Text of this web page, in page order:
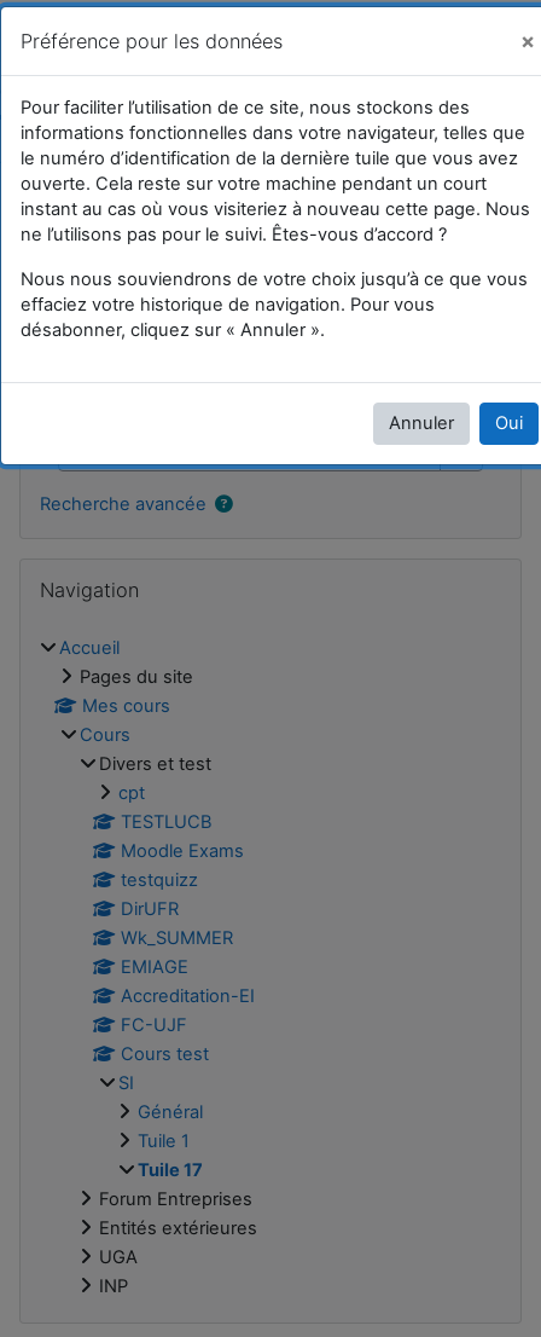
Passer au contenu principal
Vous êtes connecté anonymement (
Tuile 17
Accueil Cours Divers et test SI Tuile 17
Tuile 17
Recherche forums
Recherche avancée
Navigation
Accueil
Pages du site
Mes cours
Cours
Divers et test
cpt
TESTLUCB
Moodle Exams
testquizz
DirUFR
Wk_SUMMER
EMIAGE
Accreditation-EI
FC-UJF
Cours test
SI
Général
Tuile 1
Tuile 17
Forum Entreprises
Entités extérieures
UGA
INP
Préférence pour les données ×
Pour faciliter l’utilisation de ce site, nous stockons des
informations fonctionnelles dans votre navigateur, telles que
le numéro d’identification de la dernière tuile que vous avez
ouverte. Cela reste sur votre machine pendant un court
instant au cas où vous visiteriez à nouveau cette page. Nous
ne l’utilisons pas pour le suivi. Êtes-vous d’accord ?
Nous nous souviendrons de votre choix jusqu’à ce que vous
effaciez votre historique de navigation. Pour vous
désabonner, cliquez sur « Annuler ».
Annuler Oui